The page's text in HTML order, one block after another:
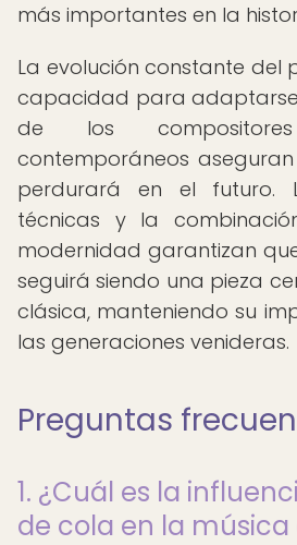
más importantes en la
La evolución constante del
capacidad para
de los
contemporáneos
perdurará en el futuro.
técnicas y la
modernidad garantizan
seguirá siendo una pieza
clásica, manteniendo su
las generaciones venideras.
Preguntas
1. ¿Cuál es la
de cola en la música